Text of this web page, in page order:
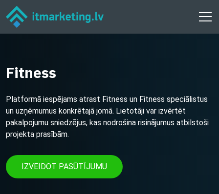
Fitness
Platformā iespējams atrast Fitness un Fitness speciālistus
un uzņēmumus konkrētajā jomā. Lietotāji var izvērtēt
pakalpojumu sniedzējus, kas nodrošina risinājumus atbilstoši
projekta prasībām.
IZVEIDOT PASŪTĪJUMU